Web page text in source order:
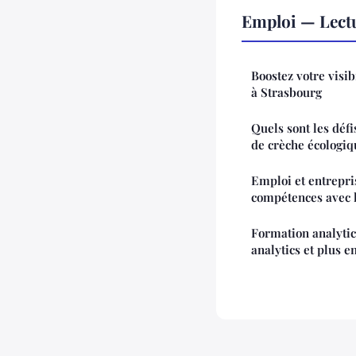
Emploi —
Boostez votre
à Strasbourg
Quels sont les
de crèche
Emploi et
compétences avec
Formation
analytics et plus